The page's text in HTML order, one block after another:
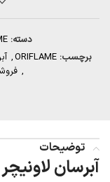
دسته:
برچسب: ORIFLAME
,
,
توضیحات
آبرسان